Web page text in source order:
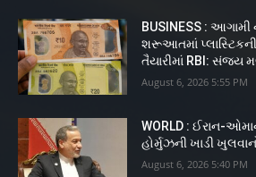
BUSINESS : આગામી
શરૂઆતમાં પ્લાસ્ટિકની
તૈયારીમાં RBI: સંજય
August 6, 2026 5:55 PM
WORLD : ઈરાન-
હોર્મુઝની ખાડી
August 6, 2026 5:40 PM